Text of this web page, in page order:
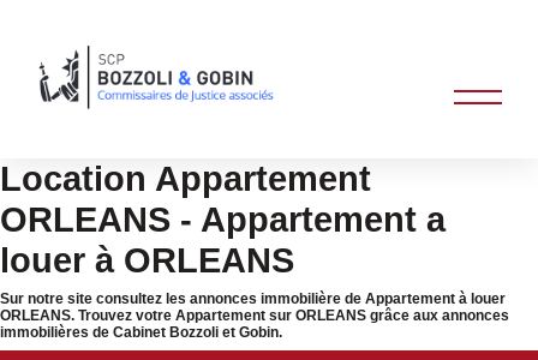
Location Appartement
ORLEANS - Appartement a
louer à ORLEANS
Sur notre site consultez les annonces immobilière de Appartement à louer
ORLEANS. Trouvez votre Appartement sur ORLEANS grâce aux annonces
immobilières de Cabinet Bozzoli et Gobin.